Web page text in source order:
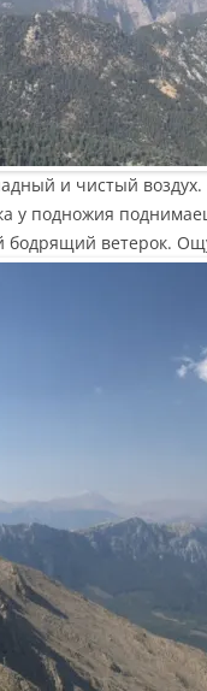
и чистый
у подножия
бодрящий ветерок.